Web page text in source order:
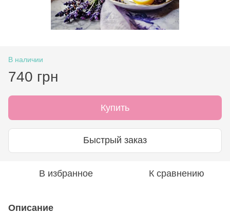
В наличии
740 грн
Купить
Быстрый заказ
В избранное К сравнению
Описание